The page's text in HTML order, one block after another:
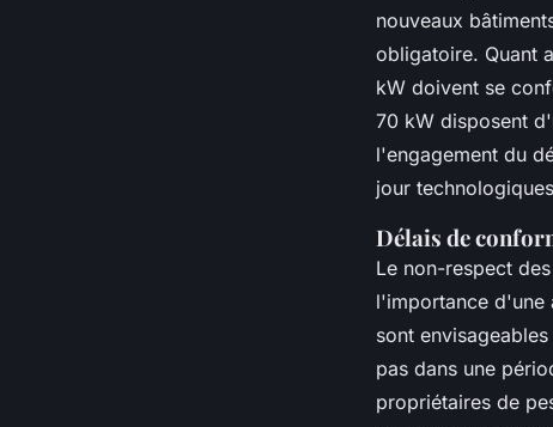
nouveaux
obligatoire. Quant
kW doivent se
70 kW disposent
l'engagement du
jour
Délais de
Le non-respect
l'importance d'une
sont
pas dans une
propriétaires de